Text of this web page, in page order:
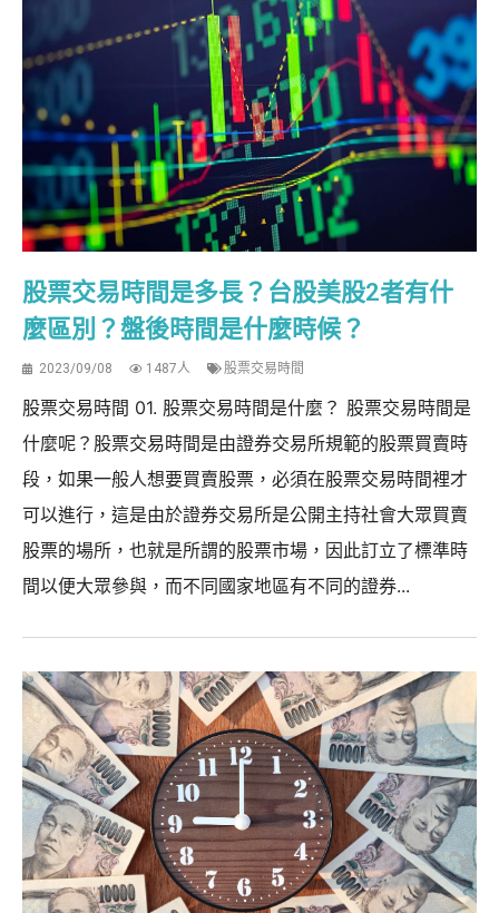
股票交易時間是多長？台股美股2者有什
麼區別？盤後時間是什麼時候？
2023/09/08 1487人 股票交易時間
股票交易時間 01. 股票交易時間是什麼？ 股票交易時間是
什麼呢？股票交易時間是由證券交易所規範的股票買賣時
段，如果一般人想要買賣股票，必須在股票交易時間裡才
可以進行，這是由於證券交易所是公開主持社會大眾買賣
股票的場所，也就是所謂的股票市場，因此訂立了標準時
間以便大眾參與，而不同國家地區有不同的證券...